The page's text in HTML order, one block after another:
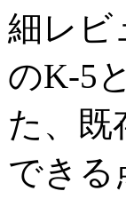
細レビ
のK-5
た、既
できる